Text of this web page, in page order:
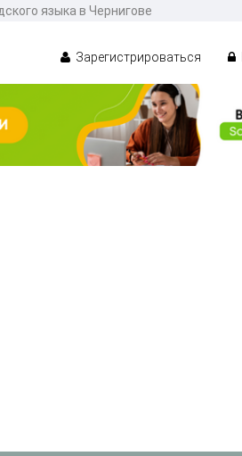
языка в Чернигове
Зарегистрироваться